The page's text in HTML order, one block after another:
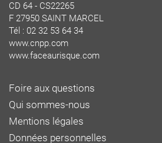
CD 64 - CS22265
F 27950 SAINT MARCEL
Tél : 02 32 53 64 34
www.cnpp.com
www.faceaurisque.com
Foire aux questions
Qui sommes-nous
Mentions légales
Données personnelles